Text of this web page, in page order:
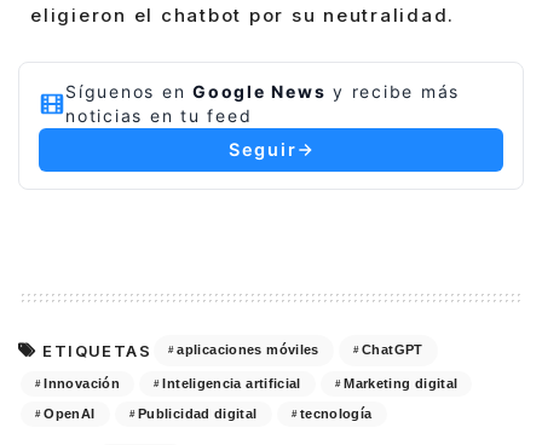
eligieron el chatbot por su neutralidad.
Síguenos en Google News y recibe más
noticias en tu feed
Seguir
ETIQUETAS aplicaciones móviles ChatGPT
Innovación Inteligencia artificial Marketing digital
OpenAI Publicidad digital tecnología